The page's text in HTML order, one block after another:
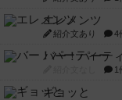
エレメンツ
紹介文あり 4
バー！パーテ
1
ギョッと